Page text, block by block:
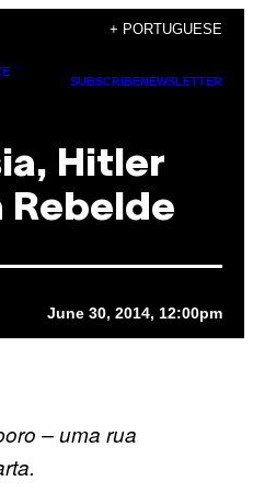
+ PORTUGUESE
SUBSCRIBENEWSLETTER
Hitler
Rebelde
June 30, 2014, 12:00pm
– uma rua